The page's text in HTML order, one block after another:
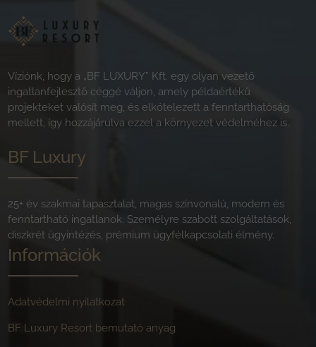
Víziónk, hogy a „BF LUXURY” Kft. egy olyan vezető
ingatlanfejlesztő céggé váljon, amely példaértékű
projekteket valósít meg, és elkötelezett a fenntarthatóság
mellett, így hozzájárulva ezzel a környezet védelméhez is.
BF Luxury
25+ év szakmai tapasztalat, magas színvonalú, modern és
fenntartható ingatlanok. Személyre szabott szolgáltatások,
diszkrét ügyintézés, prémium ügyfélkapcsolati élmény.
Információk
Adatvédelmi nyilatkozat
BF Luxury Resort bemutató anyag